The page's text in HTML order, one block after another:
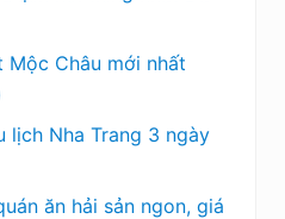
Mộc Châu mới nhất
lịch Nha Trang 3 ngày
ăn hải sản ngon, giá